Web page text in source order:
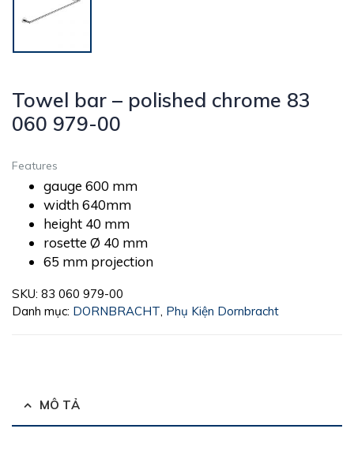
Towel bar – polished chrome 83
060 979-00
Features
gauge 600 mm
width 640mm
height 40 mm
rosette Ø 40 mm
65 mm projection
SKU: 83 060 979-00
Danh mục: DORNBRACHT Phụ Kiện Dornbracht
MÔ TẢ